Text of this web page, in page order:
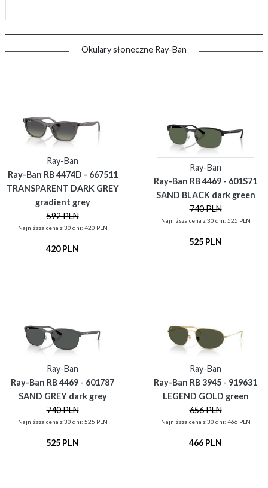
Okulary słoneczne Ray-Ban
Ray-Ban
Ray-Ban RB 4474D - 667511
TRANSPARENT DARK GREY
gradient grey
592 PLN
Najniższa cena z 30 dni: 420 PLN
420 PLN
Ray-Ban
Ray-Ban RB 4469 - 601S71
SAND BLACK dark green
740 PLN
Najniższa cena z 30 dni: 525 PLN
525 PLN
Ray-Ban
Ray-Ban RB 4469 - 601787
SAND GREY dark grey
740 PLN
Najniższa cena z 30 dni: 525 PLN
525 PLN
Ray-Ban
Ray-Ban RB 3945 - 919631
LEGEND GOLD green
656 PLN
Najniższa cena z 30 dni: 466 PLN
466 PLN